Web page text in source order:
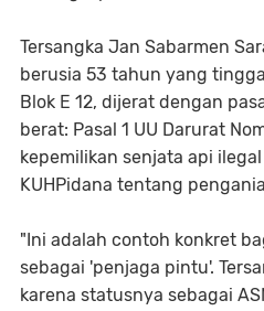
Tersangka Jan Sabarmen
berusia 53 tahun yang
Blok E 12, dijerat dengan
berat: Pasal 1 UU Darurat
kepemilikan senjata api ilegal
KUHPidana tentang
"Ini adalah contoh konkret
sebagai 'penjaga pintu'.
karena statusnya sebagai